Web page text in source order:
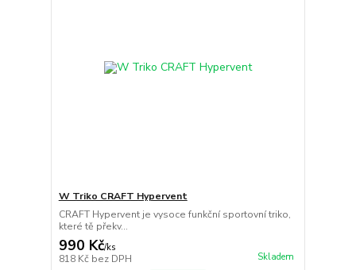
W Triko CRAFT Hypervent
CRAFT Hypervent je vysoce funkční sportovní triko,
které tě překv...
990 Kč/ks
818 Kč bez DPH Skladem